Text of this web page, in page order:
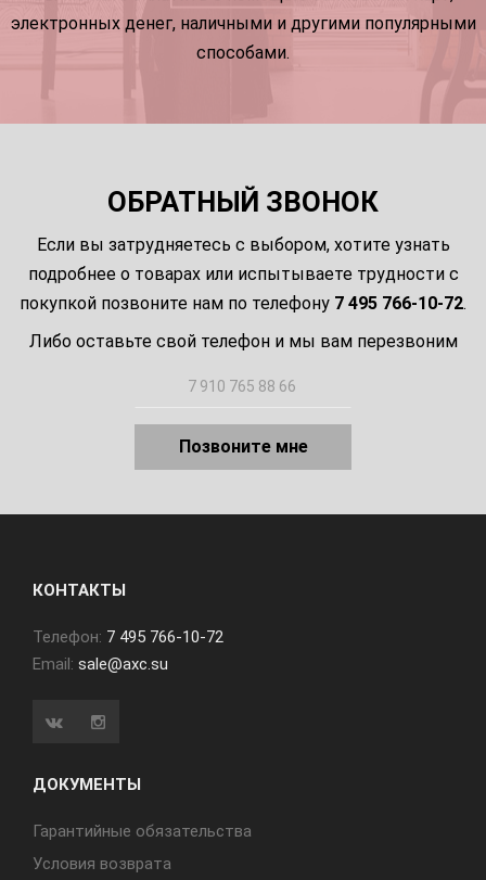
электронных денег, наличными и другими популярными
способами.
ОБРАТНЫЙ ЗВОНОК
Если вы затрудняетесь с выбором, хотите узнать
подробнее о товарах или испытываете трудности с
покупкой позвоните нам по телефону 7 495 766-10-72.
Либо оставьте свой телефон и мы вам перезвоним
Позвоните мне
КОНТАКТЫ
Телефон: 7 495 766-10-72
Email: sale@axc.su
ДОКУМЕНТЫ
Гарантийные обязательства
Условия возврата